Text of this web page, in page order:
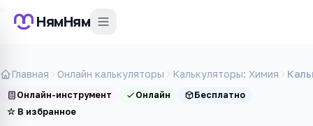
НямНям
Главная Онлайн калькуляторы Калькуляторы: Химия
Онлайн-инструмент Онлайн
Бесплатно
☆ В избранное